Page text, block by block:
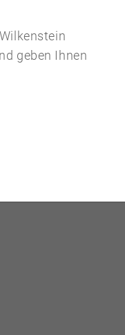
geben Ihnen